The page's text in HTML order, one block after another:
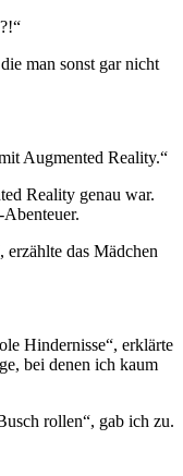
man sonst gar nicht
Augmented Reality.“
Reality genau war.
das Mädchen
Hindernisse“, erklärte
bei denen ich kaum
rollen“, gab ich zu.